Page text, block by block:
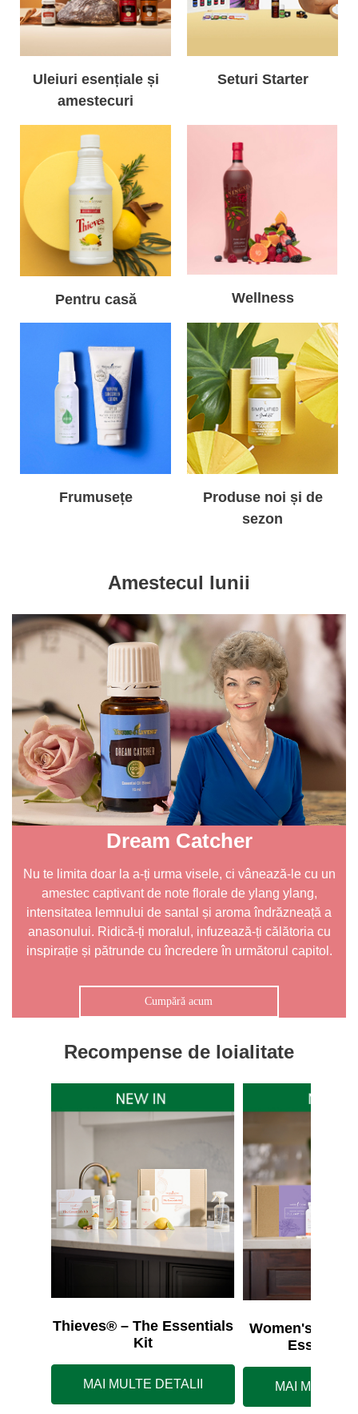
Uleiuri esențiale și
amestecuri
Seturi Starter
Pentru casă Wellness
Frumusețe
Produse noi și de
sezon
Amestecul lunii
Dream Catcher
Nu te limita doar la a-ți urma visele, ci vânează-le cu un
amestec captivant de note florale de ylang ylang,
intensitatea lemnului de santal și aroma îndrăzneață a
anasonului. Ridică-ți moralul, infuzează-ți călătoria cu
inspirație și pătrunde cu încredere în următorul capitol.
Cumpără acum
Recompense de loialitate
Thieves® – The Essentials
Kit
MAI MULTE DETALII
Women's
MAI MULTE